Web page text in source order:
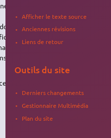
automatique en cas de
distantes avec
(Nautilus, Konqueror,
ce qui est bien plus
de ftp ou des logiciels
sous
Afficher le texte source
Anciennes révisions
Liens de retour
Outils du site
Derniers changements
Gestionnaire Multimédia
Plan du site